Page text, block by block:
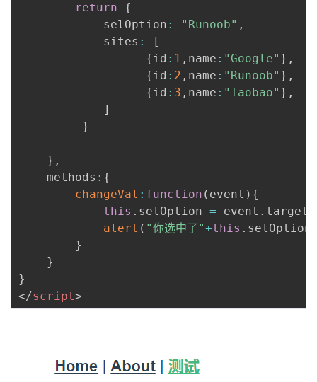
return
{
            selOption
: "Runoob" ,
            sites
:
[
{id : 1 , name : "Google" } ,
{id : 2 , name : "Runoob" } ,
{id : 3 , name : "Taobao" } ,
]
}
} ,
    methods
: {
changeVal : function ( event ) {
this . selOption = event . target
alert ( "你选中了"+this . selOption
}
}
}
</script>